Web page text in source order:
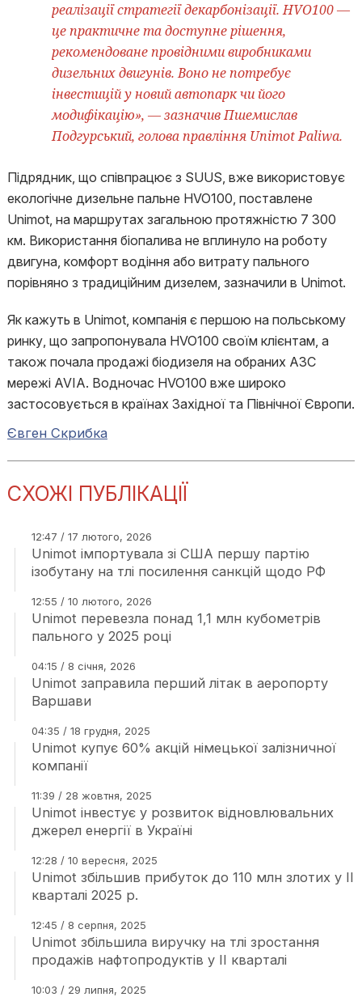
реалізації стратегії декарбонізації. HVO100 —
це практичне та доступне рішення,
рекомендоване провідними виробниками
дизельних двигунів. Воно не потребує
інвестицій у новий автопарк чи його
модифікацію», — зазначив Пшемислав
Подгурський, голова правління Unimot Paliwa.
Підрядник, що співпрацює з SUUS, вже використовує
екологічне дизельне пальне HVO100, поставлене
Unimot, на маршрутах загальною протяжністю 7 300
км. Використання біопалива не вплинуло на роботу
двигуна, комфорт водіння або витрату пального
порівняно з традиційним дизелем, зазначили в Unimot.
Як кажуть в Unimot, компанія є першою на польському
ринку, що запропонувала HVO100 своїм клієнтам, а
також почала продажі біодизеля на обраних АЗС
мережі AVIA. Водночас HVO100 вже широко
застосовується в країнах Західної та Північної Європи.
Євген Скрибка
СХОЖІ ПУБЛІКАЦІЇ
12:47 / 17 лютого, 2026
Unimot імпортувала зі США першу партію
ізобутану на тлі посилення санкцій щодо РФ
12:55 / 10 лютого, 2026
Unimot перевезла понад 1,1 млн кубометрів
пального у 2025 році
04:15 / 8 січня, 2026
Unimot заправила перший літак в аеропорту
Варшави
04:35 / 18 грудня, 2025
Unimot купує 60% акцій німецької залізничної
компанії
11:39 / 28 жовтня, 2025
Unimot інвестує у розвиток відновлювальних
джерел енергії в Україні
12:28 / 10 вересня, 2025
Unimot збільшив прибуток до 110 млн злотих у ІІ
кварталі 2025 р.
12:45 / 8 серпня, 2025
Unimot збільшила виручку на тлі зростання
продажів нафтопродуктів у II кварталі
10:03 / 29 липня, 2025